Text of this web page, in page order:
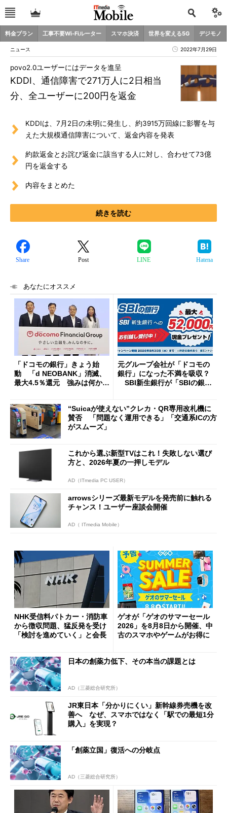
料金プラン 工事不要Wi-Fiルーター スマホ決済 世界を変える5G デジモノ
ニュース 2022年7月29日
KDDI、通信障害で271万人に2日相当
分、全ユーザーに200円を返金
povo2.0ユーザーにはデータを進呈
KDDIは、7月2日の未明に発生し、約3915万回線に影響を与
えた大規模通信障害について、返金内容を発表
約款返金とお詫び返金に該当する人に対し、合わせて73億
円を返金する
内容をまとめた
続きを読む
Share Post LINE Hatena
あなたにオススメ
「ドコモの銀行」きょう始
動 「d NEOBANK」消滅、
最大4.5％還元 強みは何か解
元グループ会社が「ドコモの
銀行」になった不満を吸収？
SBI新生銀行が「SBIの銀
開催
“Suicaが使えない”クレカ・QR専用改札機に
賛否 「問題なく運用できる」「交通系ICの方
がスムーズ」
これから選ぶ新型TVはこれ！失敗しない選び
方と、2026年夏の一押しモデル
AD（ITmedia PC USER）
arrowsシリーズ最新モデルを発売前に触れる
チャンス！ユーザー座談会開催
AD（ ITmedia Mobile）
NHK受信料パトカー・消防車
から徴収問題、猛反発を受け
「検討を進めていく」と会長
ゲオが「ゲオのサマーセール
2026」を8月8日から開催、中
古のスマホやゲームがお得に
日本の創薬力低下、その本当の課題とは
AD（三菱総合研究所）
JR東日本「分かりにくい」新幹線券売機を改
善へ なぜ、スマホではなく「駅での最短1分
購入」を実現？
「創薬立国」復活への分岐点
AD（三菱総合研究所）